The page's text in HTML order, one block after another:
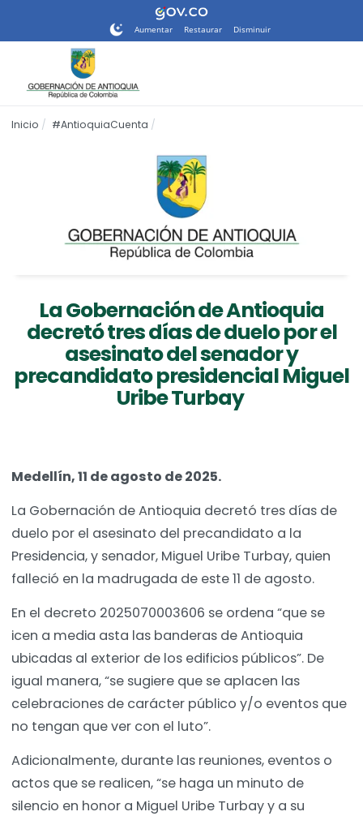
sitio
de
Aumentar Restaurar Disminuir
Inicio #AntioquiaCuenta
La Gobernación de Antioquia
decretó tres días de duelo por el
asesinato del senador y
precandidato presidencial Miguel
Uribe Turbay
Medellín, 11 de agosto de 2025.
La Gobernación de Antioquia decretó tres días de
duelo por el asesinato del precandidato a la
Presidencia, y senador, Miguel Uribe Turbay, quien
falleció en la madrugada de este 11 de agosto.
En el decreto 2025070003606 se ordena “que se
icen a media asta las banderas de Antioquia
ubicadas al exterior de los edificios públicos”. De
igual manera, “se sugiere que se aplacen las
celebraciones de carácter público y/o eventos que
no tengan que ver con el luto”.
Adicionalmente, durante las reuniones, eventos o
actos que se realicen, “se haga un minuto de
silencio en honor a Miguel Uribe Turbay y a su